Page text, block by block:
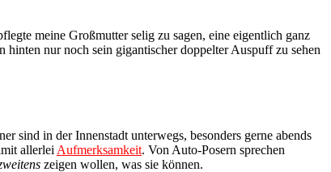
meine Großmutter selig zu sagen, eine eigentlich ganz
nur noch sein gigantischer doppelter Auspuff zu sehen
sind in der Innenstadt unterwegs, besonders gerne abends
allerlei Aufmerksamkeit. Von Auto-Posern sprechen
zeigen wollen, was sie können.